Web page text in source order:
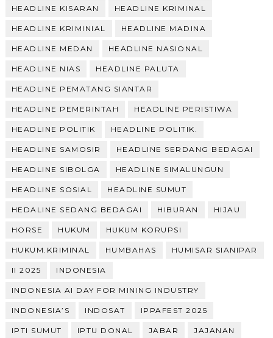
HEADLINE KISARAN HEADLINE KRIMINAL
HEADLINE KRIMINIAL HEADLINE MADINA
HEADLINE MEDAN HEADLINE NASIONAL
HEADLINE NIAS HEADLINE PALUTA
HEADLINE PEMATANG SIANTAR
HEADLINE PEMERINTAH HEADLINE PERISTIWA
HEADLINE POLITIK HEADLINE POLITIK.
HEADLINE SAMOSIR HEADLINE SERDANG BEDAGAI
HEADLINE SIBOLGA HEADLINE SIMALUNGUN
HEADLINE SOSIAL HEADLINE SUMUT
HEDALINE SEDANG BEDAGAI HIBURAN HIJAU
HORSE HUKUM HUKUM KORUPSI
HUKUM.KRIMINAL HUMBAHAS HUMISAR SIANIPAR
II 2025 INDONESIA
INDONESIA AI DAY FOR MINING INDUSTRY
INDONESIA’S INDOSAT IPPAFEST 2025
IPTI SUMUT IPTU DONAL JABAR JAJANAN